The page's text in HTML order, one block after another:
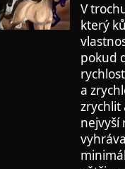
V
který
pokud
a
zrychlit
nejvyší